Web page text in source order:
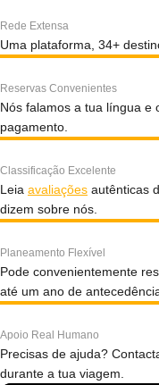
Rede Extensa
Uma plataforma, 34+
Reservas Convenientes
Nós falamos a tua língua e
pagamento.
Classificação Excelente
Leia avaliações autênticas
dizem sobre nós.
Planeamento Flexível
Pode convenientemente
até um ano de
Apoio Real Humano
Precisas de ajuda?
durante a tua viagem.